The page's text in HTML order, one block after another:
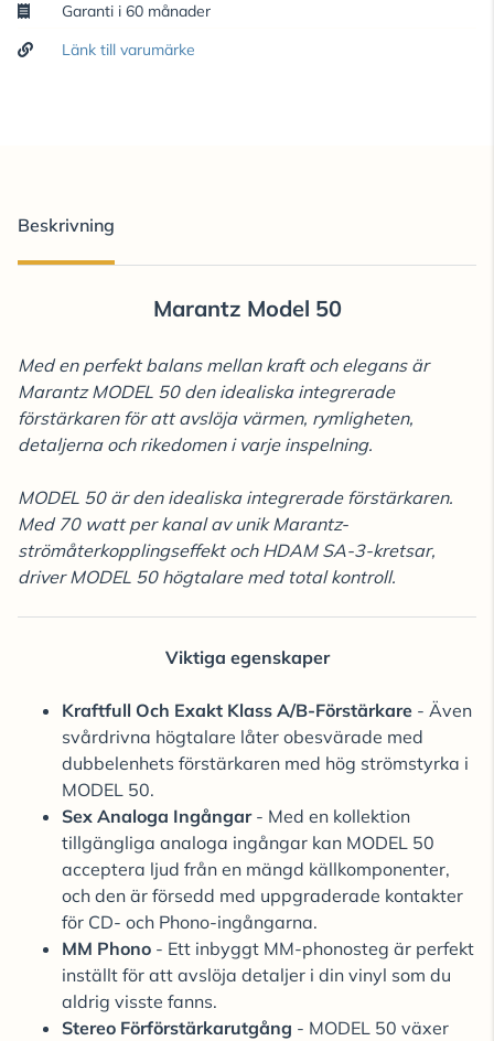
Garanti i 60 månader
Länk till varumärke
Beskrivning
Marantz Model 50
Med en perfekt balans mellan kraft och elegans är
Marantz MODEL 50 den idealiska integrerade
förstärkaren för att avslöja värmen, rymligheten,
detaljerna och rikedomen i varje inspelning.
MODEL 50 är den idealiska integrerade förstärkaren.
Med 70 watt per kanal av unik Marantz-
strömåterkopplingseffekt och HDAM SA-3-kretsar,
driver MODEL 50 högtalare med total kontroll.
Viktiga egenskaper
Kraftfull Och Exakt Klass A/B-Förstärkare - Även
svårdrivna högtalare låter obesvärade med
dubbelenhets förstärkaren med hög strömstyrka i
MODEL 50.
Sex Analoga Ingångar- Med en kollektion
tillgängliga analoga ingångar kan MODEL 50
acceptera ljud från en mängd källkomponenter,
och den är försedd med uppgraderade kontakter
för CD- och Phono-ingångarna.
MM Phono - Ett inbyggt MM-phonosteg är perfekt
inställt för att avslöja detaljer i din vinyl som du
aldrig visste fanns.
Stereo Förförstärkarutgång - MODEL 50 växer